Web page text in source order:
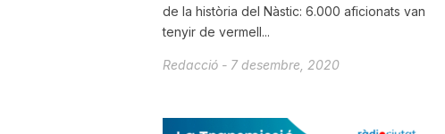
r
a
g
de la història del Nàstic: 6.000 aficionats van
tenyir de vermell...
Redacció - 7 desembre, 2020